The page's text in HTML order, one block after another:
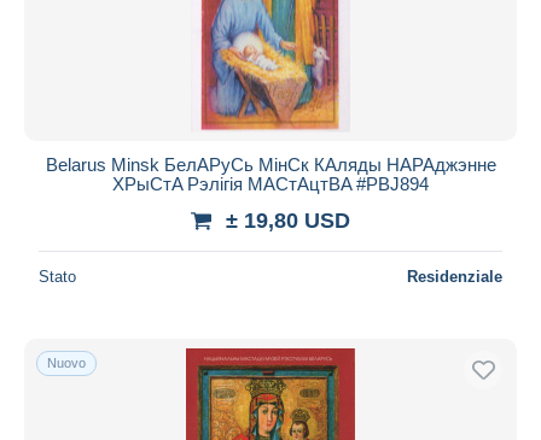
Belarus Minsk БелAPуCь МінCк КAляды НAPAджэнне
ХPыCтA Pэлігія МACтAцтBA #PBJ894
± 19,80 USD
Stato Residenziale
Nuovo